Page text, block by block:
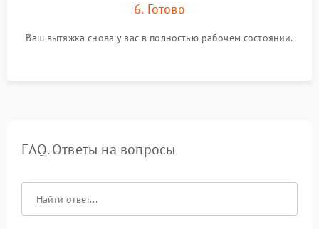
6. Готово
Ваш вытяжка снова у вас в полностью рабочем состоянии.
FAQ. Ответы на вопросы